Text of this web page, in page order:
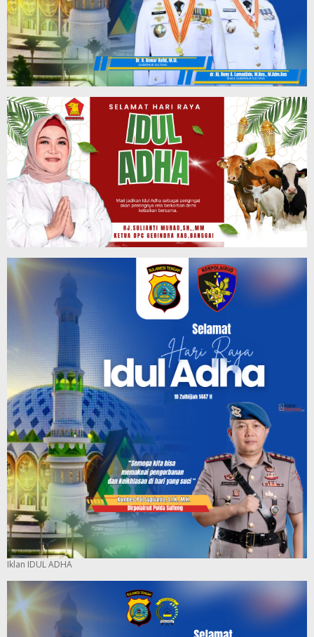
Iklan IDUL ADHA